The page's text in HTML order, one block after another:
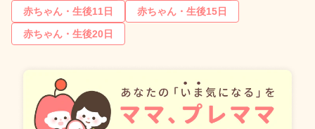
赤ちゃん・生後11日
赤ちゃん・生後15日
赤ちゃん・生後20日